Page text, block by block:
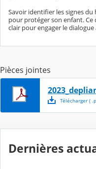
Savoir identifier les signes
pour protéger son enfant.
clair pour engager le dialogue
Pièces jointes
Télécharger( .
Dernières